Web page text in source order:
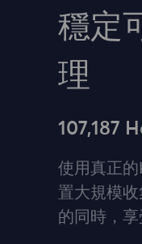
穩定
理
107,187
使用真正
置大規模
的同時，享